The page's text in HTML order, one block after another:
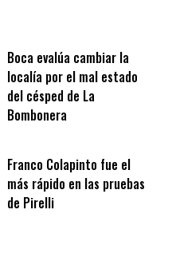
Boca evalúa cambiar la
localía por el mal estado
del césped de La
Bombonera
Franco Colapinto fue el
más rápido en las pruebas
de Pirelli